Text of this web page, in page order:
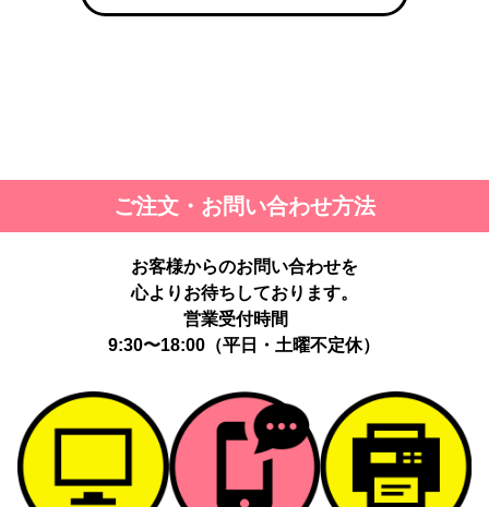
ご注文・お問い合わせ方法
お客様からのお問い合わせを
心よりお待ちしております。
営業受付時間
9:30〜18:00（平日・土曜不定休）